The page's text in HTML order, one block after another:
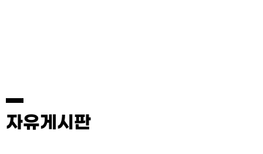
자유게시판